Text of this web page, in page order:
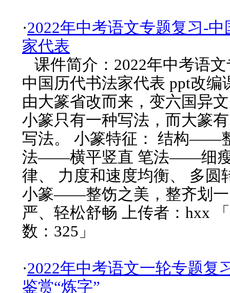
·2022年中考语文专题复习-
家代表
课件简介：2022年中考语
中国历代书法家代表 ppt改编
由大篆省改而来，变六国异
小篆只有一种写法，而大篆
写法。 小篆特征： 结构——
法——横平竖直 笔法——细
律、 力度和速度均衡、 多圆
小篆——整饬之美，整齐划
严、轻松舒畅 上传者：hxx
数：325」
·2022年中考语文一轮专题复
鉴赏“炼字”